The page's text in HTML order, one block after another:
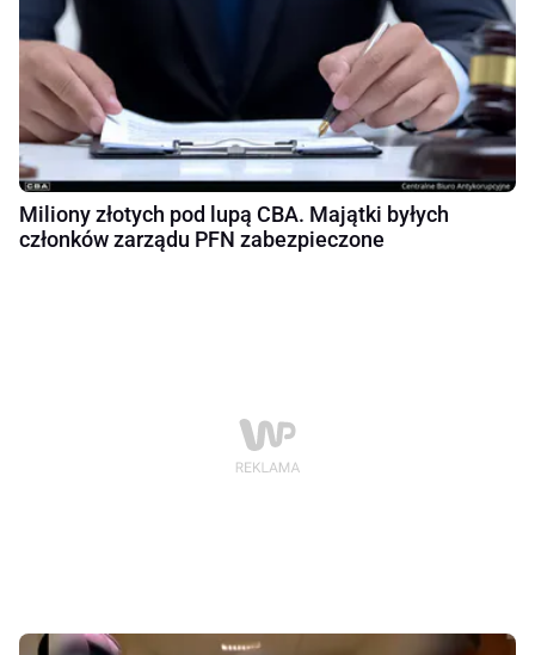
Miliony złotych pod lupą CBA. Majątki byłych
członków zarządu PFN zabezpieczone